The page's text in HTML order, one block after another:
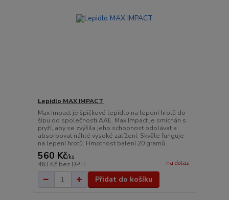
Lepidlo MAX IMPACT
Max Impact je špičkové lepidlo na lepení hrotů do
šípu od společnosti AAE. Max Impact je smíchán s
pryží, aby se zvýšila jeho schopnost odolávat a
absorbovat náhlé vysoké zatížení. Skvěle funguje
na lepení hrotů. Hmotnost balení 20 gramů.
560 Kč/ks
463 Kč bez DPH na dotaz
Přidat do košíku